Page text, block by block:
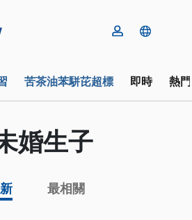
苦茶油苯駢芘超標 即時 熱
婚生子
最相關